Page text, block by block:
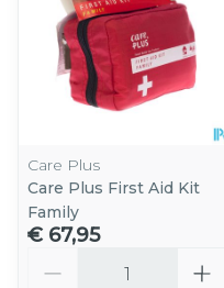
Care Plus
Care Plus First Aid Kit
Family
€ 67,95